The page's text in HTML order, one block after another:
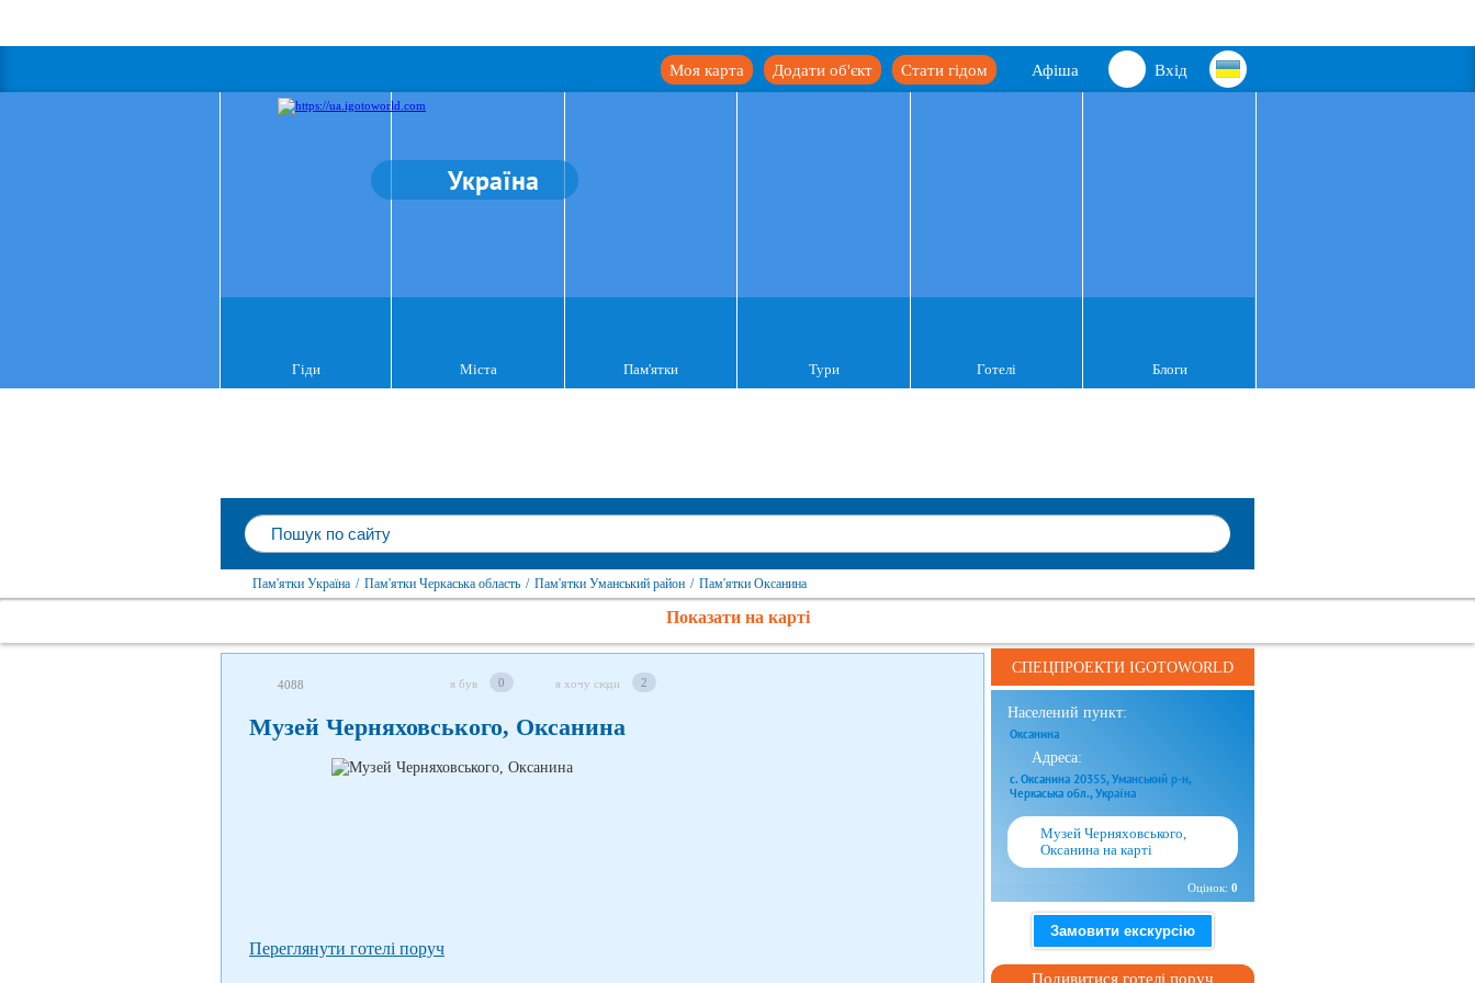
Вхід
Афіша
Стати гідом
Додати об'єкт
Моя карта
Україна
Гіди Міста Пам'ятки Тури Готелі Блоги
Пам'ятки Україна / Пам'ятки Черкаська область / Пам'ятки Уманський район / Пам'ятки Оксанина
Показати на карті
4088 я був 0 я хочу сюди 2
Музей Черняховського, Оксанина
Переглянути готелі поруч
СПЕЦПРОЕКТИ IGOTOWORLD
Населений пункт:
Оксанина
Адреса:
с. Оксанина 20355, Уманський р-н,
Черкаська обл., Україна
Музей Черняховського,
Оксанина на карті
Оцінок: 0
Замовити екскурсію
Подивитися готелі поруч